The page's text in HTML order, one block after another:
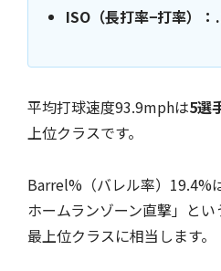
ISO（長打率−打率）：
平均打球速度93.9mphは5選
上位クラスです。
Barrel%（バレル率）19.4%
ホームランゾーン直撃」と
最上位クラスに相当します。